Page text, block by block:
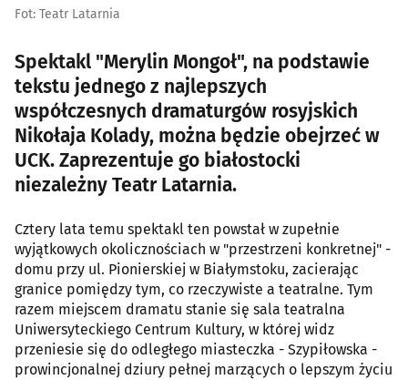
Fot: Teatr Latarnia
Spektakl "Merylin Mongoł", na podstawie
tekstu jednego z najlepszych
współczesnych dramaturgów rosyjskich
Nikołaja Kolady, można będzie obejrzeć w
UCK. Zaprezentuje go białostocki
niezależny Teatr Latarnia.
Cztery lata temu spektakl ten powstał w zupełnie
wyjątkowych okolicznościach w "przestrzeni konkretnej" -
domu przy ul. Pionierskiej w Białymstoku, zacierając
granice pomiędzy tym, co rzeczywiste a teatralne. Tym
razem miejscem dramatu stanie się sala teatralna
Uniwersyteckiego Centrum Kultury, w której widz
przeniesie się do odległego miasteczka - Szypiłowska -
prowincjonalnej dziury pełnej marzących o lepszym życiu